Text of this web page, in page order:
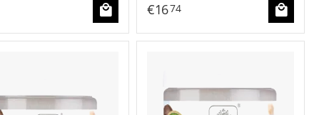
€1674